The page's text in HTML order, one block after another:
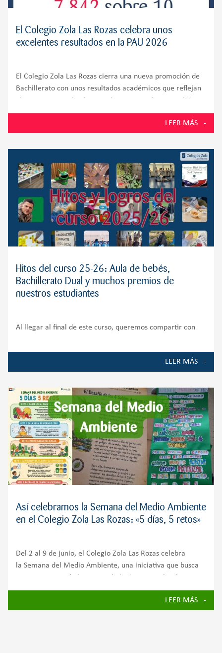
El Colegio Zola Las Rozas celebra unos
excelentes resultados en la PAU 2026
El Colegio Zola Las Rozas cierra una nueva promoción de
Bachillerato con unos resultados académicos que reflejan
sus alumnos. El 100% de los estudiantes presentados a la
LEER MÁS
Hitos del curso 25-26: Aula de bebés,
Bachillerato Dual y muchos premios de
nuestros estudiantes
Al llegar al final de este curso, queremos compartir con
momentos, proyectos y logros que han marcado la vida del
Colegio durante el curso 2025-2026. Ha sido un año de
LEER MÁS
Así celebramos la Semana del Medio Ambiente
en el Colegio Zola Las Rozas: «5 días, 5 retos»
Del 2 al 9 de junio, el Colegio Zola Las Rozas celebra
la Semana del Medio Ambiente, una iniciativa que busca
importancia de cuidar nuestro planeta y avanzar hacia un
LEER MÁS